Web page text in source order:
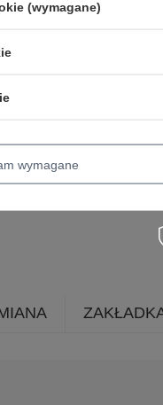
(wymagane)
wymagane